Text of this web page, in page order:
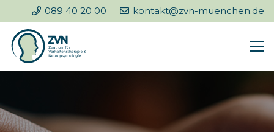
089 40 20 00 kontakt@zvn-muenchen.de